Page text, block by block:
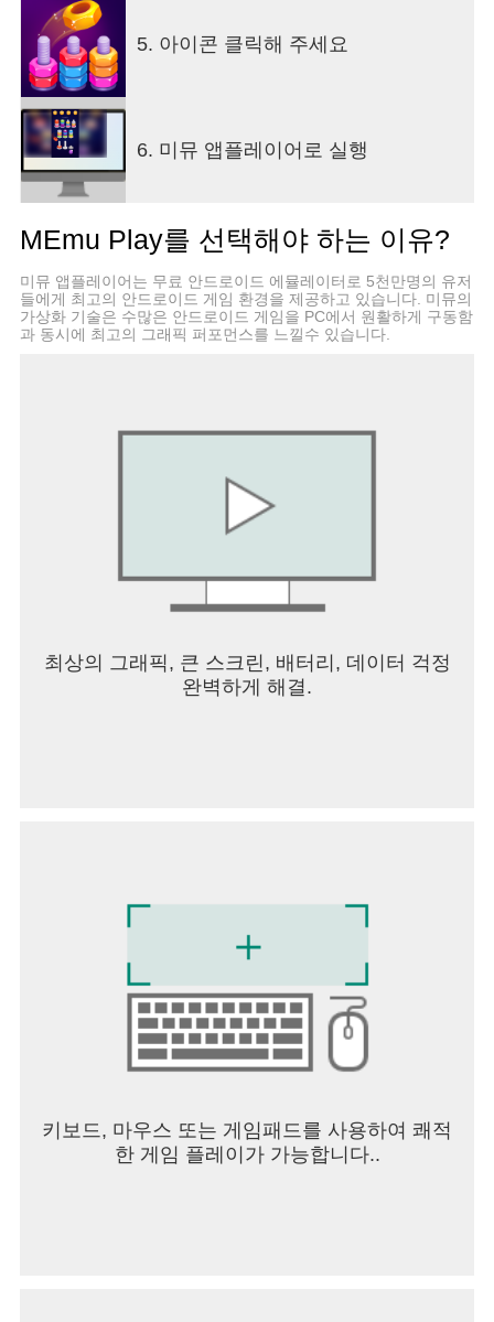
식과 재미의 순간을 위한 최고의 게임이 될 것입니
다.
Brainteaser를 플레이하고, 퍼즐을 정렬하고, 색상을
정렬하고 재미있게 즐겨보세요! Facebook 및
Instagram에서 친구들과 공유하세요. 귀하의 피드백
은 우리가 성장하는 데 도움이 되며 진심으로 감사
드립니다.
support@zephyrmobile.com으로 연락주세요.
견과류 분류로 스트레스 해소 - 견과류 분류 퍼즐!
하고 플레이해보세요. 색상을 정렬하려면 탭하세요!
5. 아이콘 클릭해 주세요
6. 미뮤 앱플레이어로 실행
MEmu Play를 선택해야 하는 이유?
미뮤 앱플레이어는 무료 안드로이드 에뮬레이터로 5천만명의 유저
들에게 최고의 안드로이드 게임 환경을 제공하고 있습니다. 미뮤의
가상화 기술은 수많은 안드로이드 게임을 PC에서 원활하게 구동함
과 동시에 최고의 그래픽 퍼포먼스를 느낄수 있습니다.
최상의 그래픽, 큰 스크린, 배터리, 데이터 걱정
완벽하게 해결.
키보드, 마우스 또는 게임패드를 사용하여 쾌적
한 게임 플레이가 가능합니다..